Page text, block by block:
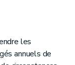
les
annuels de